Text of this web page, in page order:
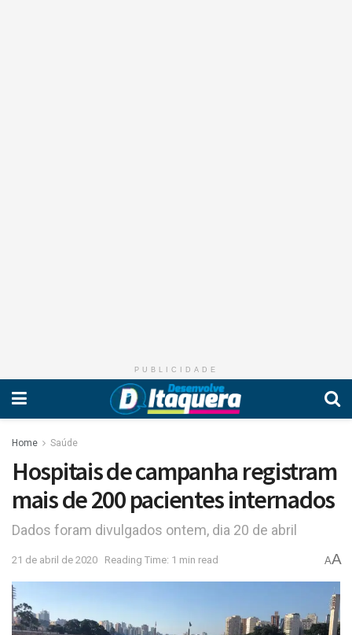
PUBLICIDADE
Home Saúde
Hospitais de campanha registram
mais de 200 pacientes internados
Dados foram divulgados ontem, dia 20 de abril
21 de abril de 2020 Reading Time: 1 min read AA